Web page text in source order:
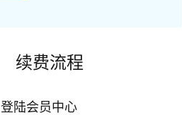
续费流程
登陆会员中心